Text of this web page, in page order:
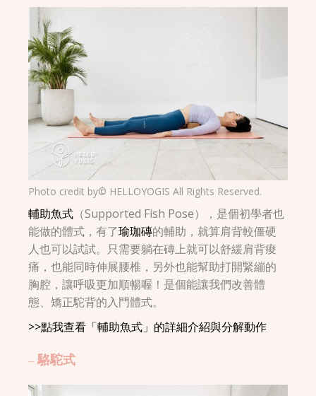
Photo credit by© HELLOYOGIS All Rights Reserved.
輔助魚式 （Supported Fish Pose），是個初學者也
能做的體式，有了瑜珈磚的輔助，就算肩背較僵硬
人也可以試試。只需要躺在磚上就可以舒緩肩背痠
痛，也能同時伸展腰椎，另外也能幫助打開緊繃的
胸腔，讓呼吸更加順暢喔！是個能讓我們改善體
態、矯正駝背的入門體式。
>>點我查看「輔助魚式」的詳細介紹與分解動作
– 駱駝式